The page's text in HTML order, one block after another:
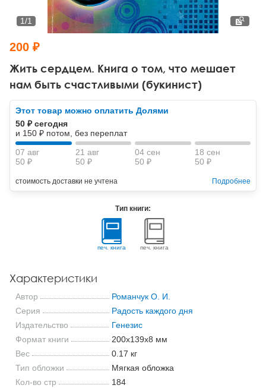
Тревожные расстройства, панические атаки
Психодрама
Другие направления психотерапии
Классический, эриксоновский гипноз и НЛП
НЛП
Психология труда и эргономика
Социальная психология
Социальная и организационная психология
Классический и юнгианский психоанализ
Жить сердцем. Книга о том, что мешает
нам быть счастливыми (букинист)
1/1
200 ₽
Этот товар можно оплатить Долями
50 ₽ сегодня
и 150 ₽ потом, без переплат
07 авг
50 ₽
21 авг
50 ₽
04 сен
50 ₽
18 сен
50 ₽
стоимость доставки не учтена Подробнее
Тип книги:
печ. книга печ. книга
Характеристики
Автор
Романчук О. И.
Серия
Радость каждого дня
Издательство
Генезис
Формат книги
200x139x8 мм
Вес
0.17 кг
Тип обложки
Мягкая обложка
Кол-во стр
184